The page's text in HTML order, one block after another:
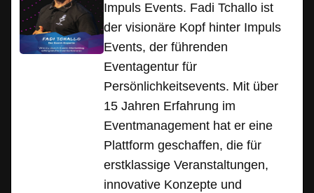
Impuls Events. Fadi Tchallo ist
der visionäre Kopf hinter Impuls
Events, der führenden
Eventagentur für
Persönlichkeitsevents. Mit über
15 Jahren Erfahrung im
Eventmanagement hat er eine
Plattform geschaffen, die für
erstklassige Veranstaltungen,
innovative Konzepte und